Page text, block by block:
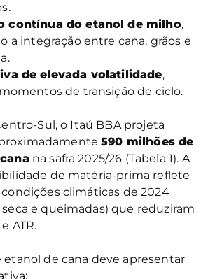
contínua do etanol de milho,
a integração entre cana, grãos e
de elevada volatilidade,
de transição de ciclo.
Sul, o Itaú BBA projeta
590 milhões de
na safra 2025/26 (Tabela 1). A
de matéria-prima reflete
climáticas de 2024
e queimadas) que reduziram
ATR.
etanol de cana deve apresentar